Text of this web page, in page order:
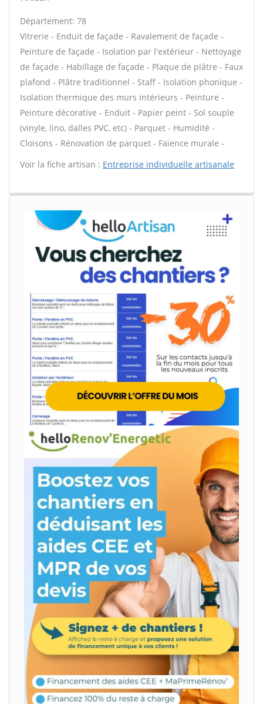
Département: 78
Vitrerie - Enduit de façade - Ravalement de façade -
Peinture de façade - Isolation par l'extérieur - Nettoyage
de façade - Habillage de façade - Plaque de plâtre - Faux
plafond - Plâtre traditionnel - Staff - Isolation phonique -
Isolation thermique des murs intérieurs - Peinture -
Peinture décorative - Enduit - Papier peint - Sol souple
(vinyle, lino, dalles PVC, etc) - Parquet - Humidité -
Cloisons - Rénovation de parquet - Faïence murale -
Voir la fiche artisan : Entreprise individuelle artisanale